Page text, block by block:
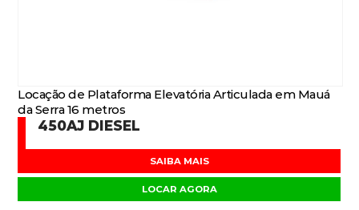
Locação de Plataforma Elevatória Articulada em Mauá
da Serra 16 metros
450AJ DIESEL
SAIBA MAIS
LOCAR AGORA